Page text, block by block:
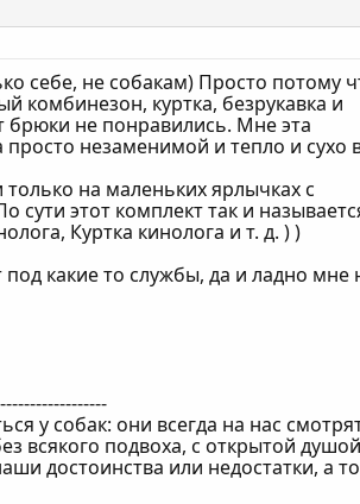
себе, не собакам) Просто потому
комбинезон, куртка, безрукавка и
брюки не понравились. Мне эта
незаменимой и тепло и сухо
на маленьких ярлычках с
сути этот комплект так и
Куртка кинолога и т. д. ) )
под какие то службы, да и ладно мне
у собак: они всегда на нас
всякого подвоха, с открытой
достоинства или недостатки, а